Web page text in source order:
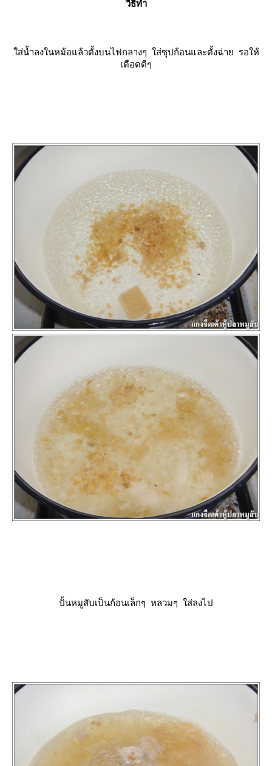
วิธีทำ
ส่น้ำลงในหม้อแล้วตั้งบนไฟกลางๆ ใส่ซุปก้อนและตั้งฉ่าย รอให้
เดือดดีๆ
ปั้นหมูสับเป็นก้อนเล็กๆ หลวมๆ ใส่ลงไป